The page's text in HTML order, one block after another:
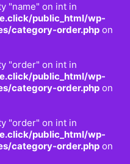
"name" on int in
public_html/wp-
category-order.php on
"order" on int in
public_html/wp-
category-order.php on
"order" on int in
public_html/wp-
category-order.php on